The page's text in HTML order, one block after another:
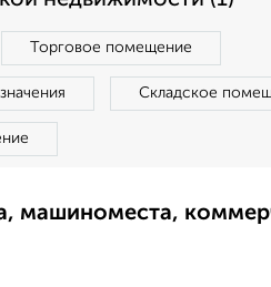
Торговое помещение
Складское
машиноместа,